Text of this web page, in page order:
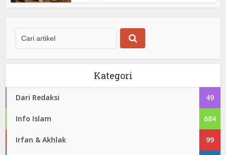
Kategori
Dari Redaksi 49
Info Islam 684
Irfan & Akhlak 99